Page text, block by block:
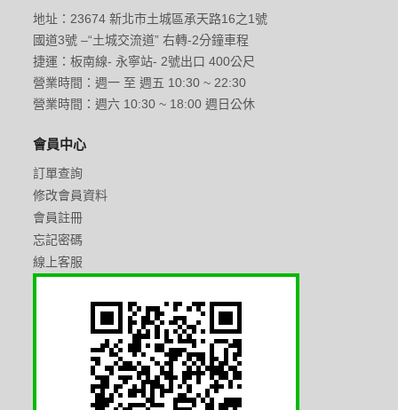
地址：23674 新北市土城區承天路16之1號
國道3號 –“土城交流道” 右轉-2分鐘車程
捷運：板南線- 永寧站- 2號出口 400公尺
營業時間：週一 至 週五 10:30 ~ 22:30
營業時間：週六 10:30 ~ 18:00 週日公休
會員中心
訂單查詢
修改會員資料
會員註冊
忘記密碼
線上客服